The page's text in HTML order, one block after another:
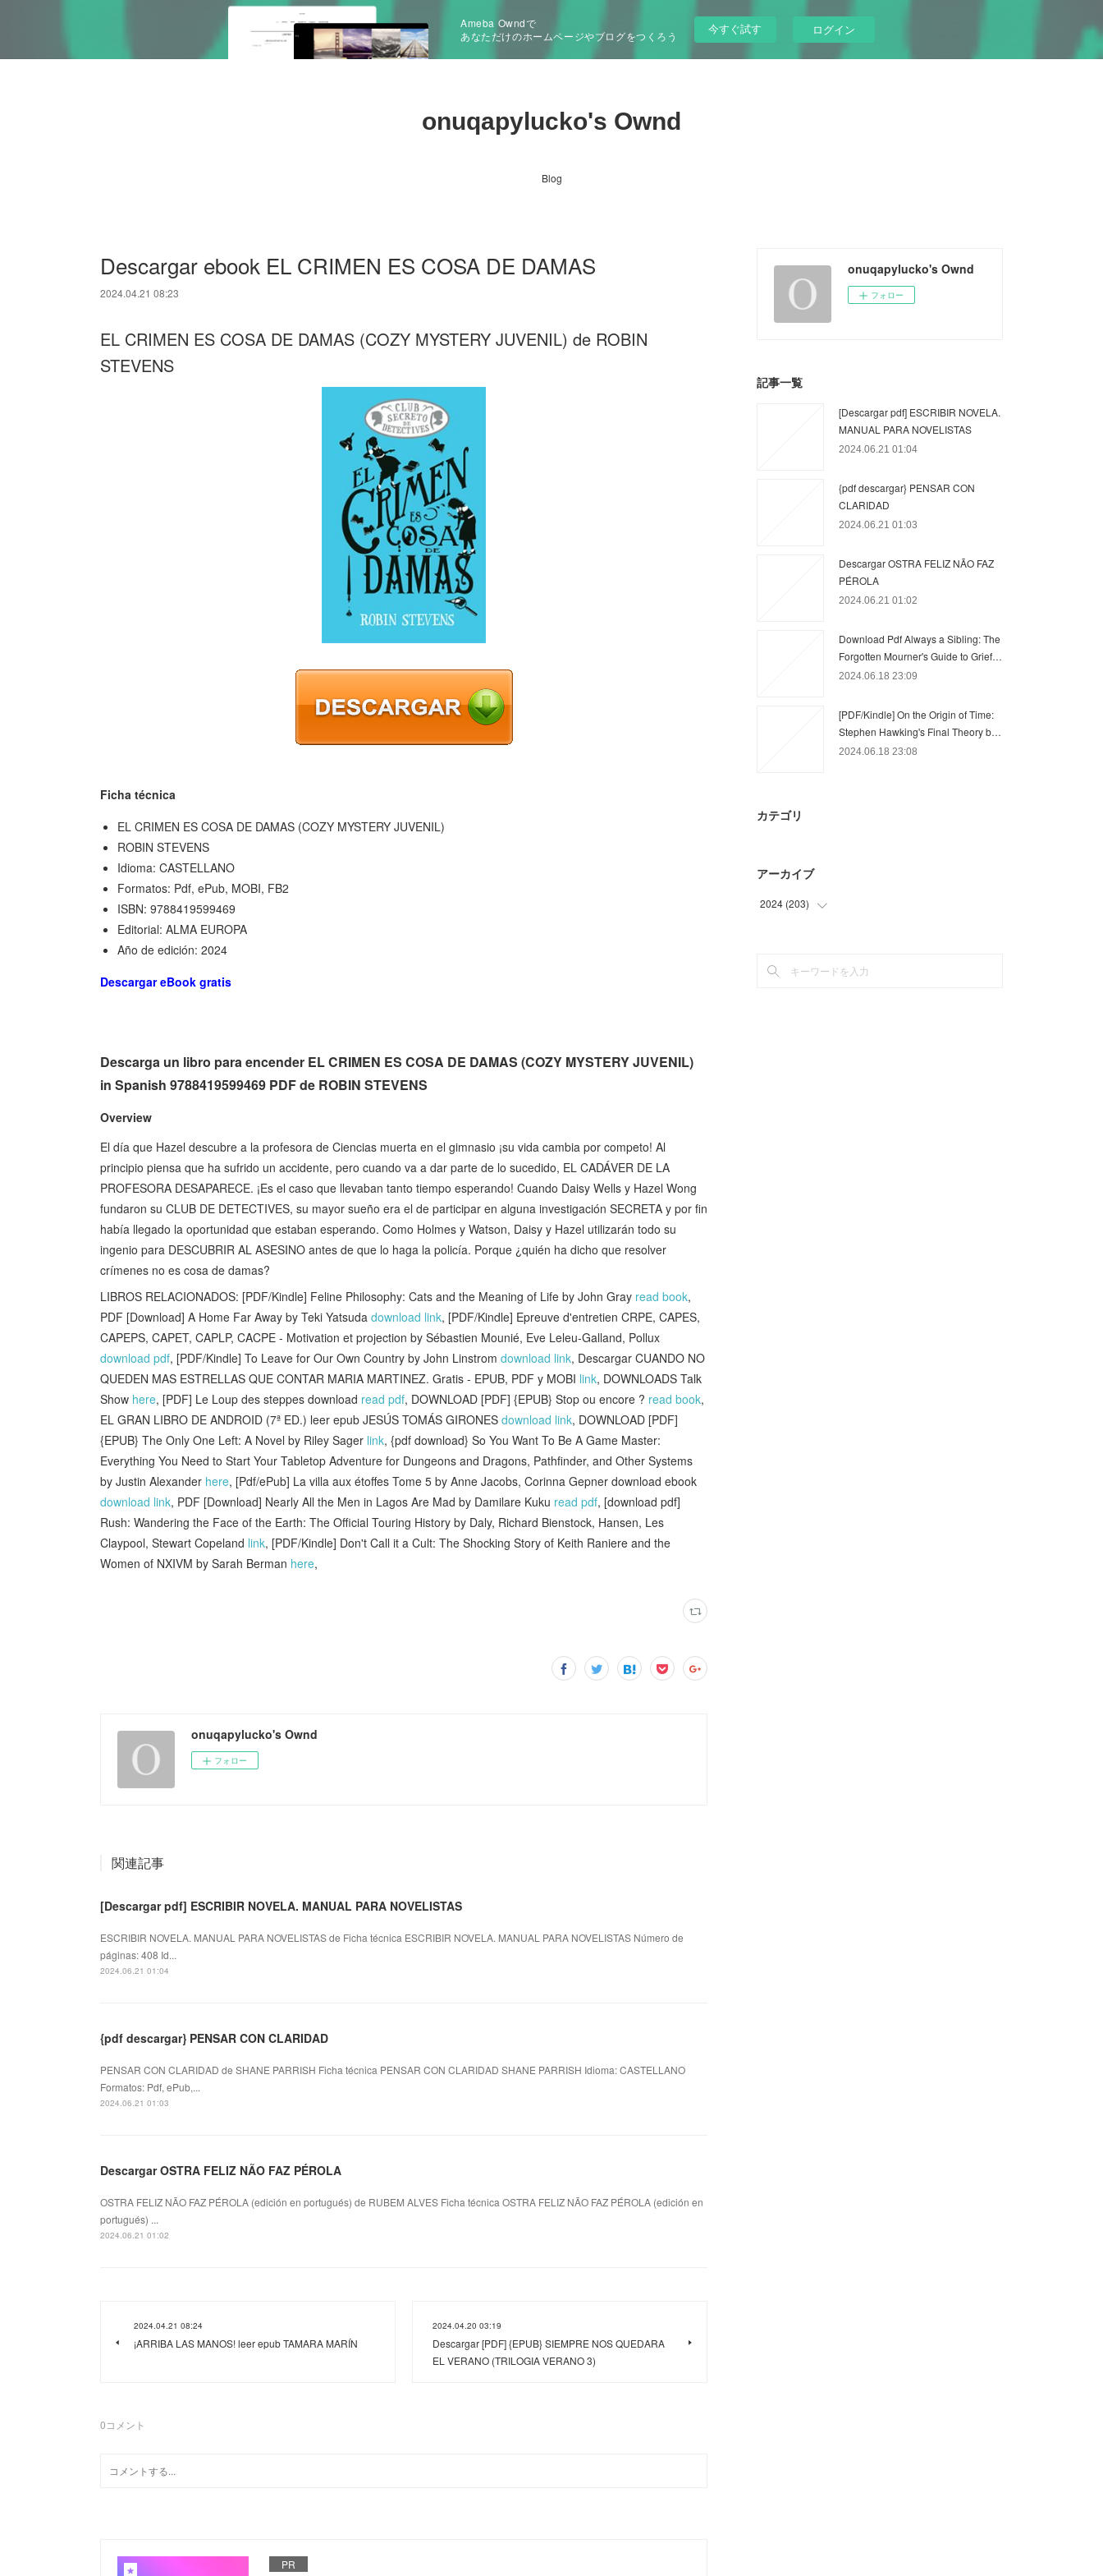
Ameba Owndで
あなただけのホームページやブログをつくろう
今すぐ試す ログイン
onuqapylucko's Ownd
Blog
Descargar ebook EL CRIMEN ES COSA DE DAMAS
2024.04.21 08:23
EL CRIMEN ES COSA DE DAMAS (COZY MYSTERY JUVENIL) de ROBIN
STEVENS
Ficha técnica
EL CRIMEN ES COSA DE DAMAS (COZY MYSTERY JUVENIL)
ROBIN STEVENS
Idioma: CASTELLANO
Formatos: Pdf, ePub, MOBI, FB2
ISBN: 9788419599469
Editorial: ALMA EUROPA
Año de edición: 2024
Descargar eBook gratis
Descarga un libro para encender EL CRIMEN ES COSA DE DAMAS (COZY MYSTERY JUVENIL)
in Spanish 9788419599469 PDF de ROBIN STEVENS
Overview
El día que Hazel descubre a la profesora de Ciencias muerta en el gimnasio ¡su vida cambia por competo! Al
principio piensa que ha sufrido un accidente, pero cuando va a dar parte de lo sucedido, EL CADÁVER DE LA
PROFESORA DESAPARECE. ¡Es el caso que llevaban tanto tiempo esperando! Cuando Daisy Wells y Hazel Wong
fundaron su CLUB DE DETECTIVES, su mayor sueño era el de participar en alguna investigación SECRETA y por fin
había llegado la oportunidad que estaban esperando. Como Holmes y Watson, Daisy y Hazel utilizarán todo su
ingenio para DESCUBRIR AL ASESINO antes de que lo haga la policía. Porque ¿quién ha dicho que resolver
crímenes no es cosa de damas?
LIBROS RELACIONADOS: [PDF/Kindle] Feline Philosophy: Cats and the Meaning of Life by John Gray read book,
PDF [Download] A Home Far Away by Teki Yatsuda download link, [PDF/Kindle] Epreuve d'entretien CRPE, CAPES,
CAPEPS, CAPET, CAPLP, CACPE - Motivation et projection by Sébastien Mounié, Eve Leleu-Galland, Pollux
download pdf, [PDF/Kindle] To Leave for Our Own Country by John Linstrom download link, Descargar CUANDO NO
QUEDEN MAS ESTRELLAS QUE CONTAR MARIA MARTINEZ. Gratis - EPUB, PDF y MOBI link, DOWNLOADS Talk
Show here, [PDF] Le Loup des steppes download read pdf, DOWNLOAD [PDF] {EPUB} Stop ou encore ? read book,
EL GRAN LIBRO DE ANDROID (7ª ED.) leer epub JESÚS TOMÁS GIRONES download link, DOWNLOAD [PDF]
{EPUB} The Only One Left: A Novel by Riley Sager link, {pdf download} So You Want To Be A Game Master:
Everything You Need to Start Your Tabletop Adventure for Dungeons and Dragons, Pathfinder, and Other Systems
by Justin Alexander here, [Pdf/ePub] La villa aux étoffes Tome 5 by Anne Jacobs, Corinna Gepner download ebook
download link, PDF [Download] Nearly All the Men in Lagos Are Mad by Damilare Kuku read pdf, [download pdf]
Rush: Wandering the Face of the Earth: The Official Touring History by Daly, Richard Bienstock, Hansen, Les
Claypool, Stewart Copeland link, [PDF/Kindle] Don't Call it a Cult: The Shocking Story of Keith Raniere and the
Women of NXIVM by Sarah Berman here,
onuqapylucko's Ownd
フォロー
関連記事
[Descargar pdf] ESCRIBIR NOVELA. MANUAL PARA NOVELISTAS
ESCRIBIR NOVELA. MANUAL PARA NOVELISTAS de Ficha técnica ESCRIBIR NOVELA. MANUAL PARA NOVELISTAS Número de
páginas: 408 Id...
2024.06.21 01:04
{pdf descargar} PENSAR CON CLARIDAD
PENSAR CON CLARIDAD de SHANE PARRISH Ficha técnica PENSAR CON CLARIDAD SHANE PARRISH Idioma: CASTELLANO
Formatos: Pdf, ePub,...
2024.06.21 01:03
Descargar OSTRA FELIZ NÃO FAZ PÉROLA
OSTRA FELIZ NÃO FAZ PÉROLA (edición en portugués) de RUBEM ALVES Ficha técnica OSTRA FELIZ NÃO FAZ PÉROLA (edición en
portugués) ...
2024.06.21 01:02
2024.04.21 08:24
¡ARRIBA LAS MANOS! leer epub TAMARA MARÍN
2024.04.20 03:19
Descargar [PDF] {EPUB} SIEMPRE NOS QUEDARA
EL VERANO (TRILOGIA VERANO 3)
0コメント
PR
onuqapylucko's Ownd
フォロー
記事一覧
[Descargar pdf] ESCRIBIR NOVELA.
MANUAL PARA NOVELISTAS
2024.06.21 01:04
{pdf descargar} PENSAR CON
CLARIDAD
2024.06.21 01:03
Descargar OSTRA FELIZ NÃO FAZ
PÉROLA
2024.06.21 01:02
Download Pdf Always a Sibling: The
Forgotten Mourner's Guide to Grief…
2024.06.18 23:09
[PDF/Kindle] On the Origin of Time:
Stephen Hawking's Final Theory b…
2024.06.18 23:08
カテゴリ
アーカイブ
2024 (203)
(